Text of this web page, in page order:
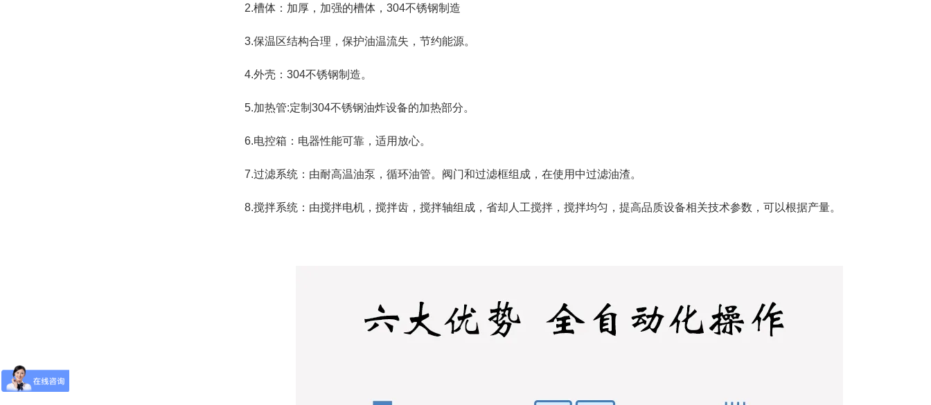
2.槽体：加厚，加强的槽体，304不锈钢制造
3.保温区结构合理，保护油温流失，节约能源。
4.外壳：304不锈钢制造。
5.加热管:定制304不锈钢油炸设备的加热部分。
6.电控箱：电器性能可靠，适用放心。
7.过滤系统：由耐高温油泵，循环油管。阀门和过滤框组成，在使用中过滤油渣。
8.搅拌系统：由搅拌电机，搅拌齿，搅拌轴组成，省却人工搅拌，搅拌均匀，提高品质设备相关技术参数，可以根据产量。